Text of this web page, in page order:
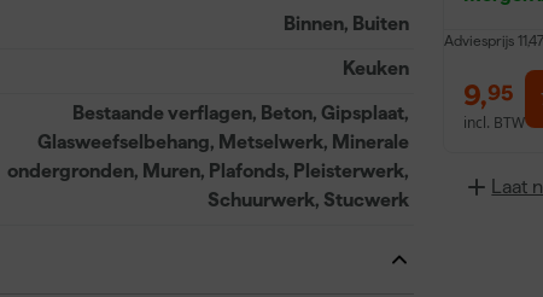
Binnen, Buiten
Keuken
Bestaande verflagen, Beton, Gipsplaat,
Glasweefselbehang, Metselwerk, Minerale
ondergronden, Muren, Plafonds, Pleisterwerk,
Schuurwerk, Stucwerk
Adviesprijs 11,47
9,95
incl. BTW
Laat